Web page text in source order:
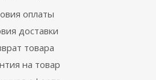
оплаты
доставки
товара
на товар